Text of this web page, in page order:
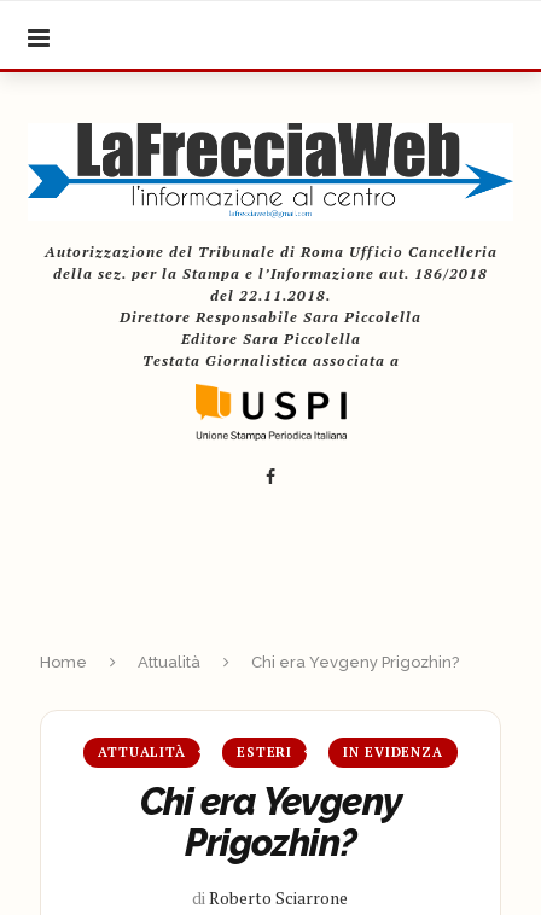
Autorizzazione del Tribunale di Roma Ufficio Cancelleria
della sez. per la Stampa e l’Informazione aut. 186/2018
del 22.11.2018.
Direttore Responsabile Sara Piccolella
Editore Sara Piccolella
Testata Giornalistica associata a
Home Attualità Chi era Yevgeny Prigozhin?
ATTUALITÀ ESTERI IN EVIDENZA
Chi era Yevgeny
Prigozhin?
diRoberto Sciarrone